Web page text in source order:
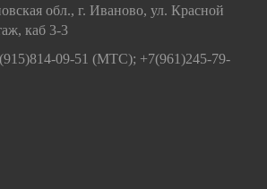
обл., г. Иваново, ул. Красной
каб 3-3
09-51 (МТС); +7(961)245-79-